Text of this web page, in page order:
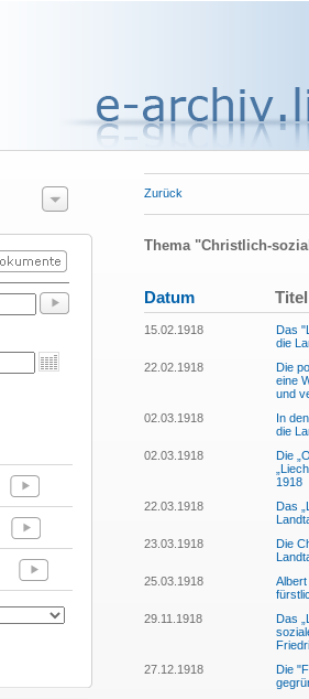
Zurück
Thema "Christlich-
Datum Titel
15.02.1918
Das
die
22.02.1918
Die
eine
und
02.03.1918
In
die
02.03.1918
Die
1918
22.03.1918
Das
23.03.1918
Die
25.03.1918
29.11.1918
Das
27.12.1918
Die